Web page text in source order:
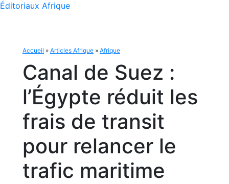
Éditoriaux Afrique
Accueil » Articles Afrique » Afrique
Canal de Suez :
l’Égypte réduit les
frais de transit
pour relancer le
trafic maritime